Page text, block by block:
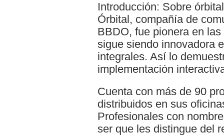
Introducción: Sobre órbital
Órbital, compañía de
BBDO, fue pionera en
sigue siendo innovadora
integrales. Así lo
implementación
Cuenta con más de 90
distribuidos en sus
Profesionales con
ser que les distingue del